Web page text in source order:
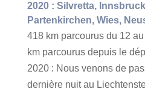
2020 : Silvretta,
Partenkirchen, Wies,
418 km parcourus du 12
km parcourus depuis le
2020 : Nous venons de
dernière nuit au